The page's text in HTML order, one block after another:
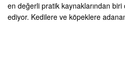
en değerli pratik kaynaklarından
ediyor. Kedilere ve köpeklere